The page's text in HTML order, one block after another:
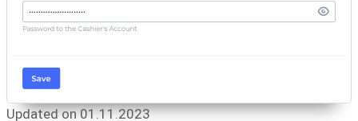
Updated on 01.11.2023